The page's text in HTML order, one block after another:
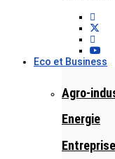
Eco et Business
Agro-
Energie